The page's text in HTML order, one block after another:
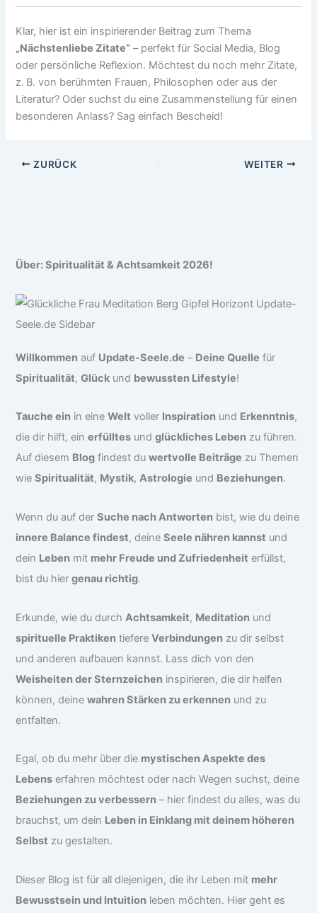
Klar, hier ist ein inspirierender Beitrag zum Thema
„Nächstenliebe Zitate“ – perfekt für Social Media, Blog
oder persönliche Reflexion. Möchtest du noch mehr Zitate,
z. B. von berühmten Frauen, Philosophen oder aus der
Literatur? Oder suchst du eine Zusammenstellung für einen
besonderen Anlass? Sag einfach Bescheid!
ZURÜCK WEITER
Über: Spiritualität & Achtsamkeit 2026!
Willkommen auf Update-Seele.de – Deine Quelle für
Spiritualität,Glück und bewussten Lifestyle!
Tauche ein in eineWelt voller Inspiration und Erkenntnis,
die dir hilft, einerfülltes undglückliches Leben zu führen.
Auf diesem Blog findest duwertvolle Beiträge zu Themen
wieSpiritualität, Mystik,Astrologie und Beziehungen.
Wenn du auf derSuche nach Antworten bist, wie du deine
innere Balance findest, deineSeele nähren kannst und
dein Leben mit mehr Freude und Zufriedenheit erfüllst,
bist du hiergenau richtig.
Erkunde, wie du durch Achtsamkeit, Meditation und
spirituelle Praktiken tiefereVerbindungen zu dir selbst
und anderen aufbauen kannst. Lass dich von den
Weisheiten der Sternzeichen inspirieren, die dir helfen
können, deinewahren Stärken zu erkennen und zu
entfalten.
Egal, ob du mehr über die mystischen Aspekte des
Lebens erfahren möchtest oder nach Wegen suchst, deine
Beziehungen zu verbessern – hier findest du alles, was du
brauchst, um dein Leben in Einklang mit deinem höheren
Selbst zu gestalten.
Dieser Blog ist für all diejenigen, die ihr Leben mit mehr
Bewusstsein und Intuition leben möchten. Hier geht es